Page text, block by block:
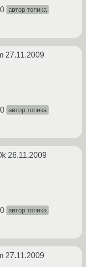
автор топика
27.11.2009
автор топика
26.11.2009
автор топика
27.11.2009